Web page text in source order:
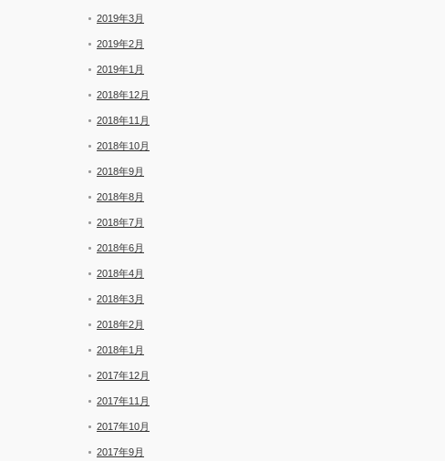
2019年3月
2019年2月
2019年1月
2018年12月
2018年11月
2018年10月
2018年9月
2018年8月
2018年7月
2018年6月
2018年4月
2018年3月
2018年2月
2018年1月
2017年12月
2017年11月
2017年10月
2017年9月